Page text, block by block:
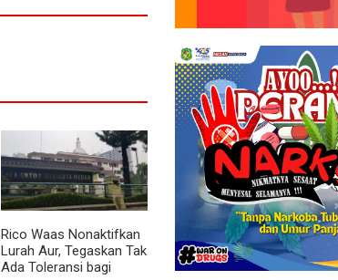
Rico Waas Nonaktifkan
Lurah Aur, Tegaskan Tak
Ada Toleransi bagi